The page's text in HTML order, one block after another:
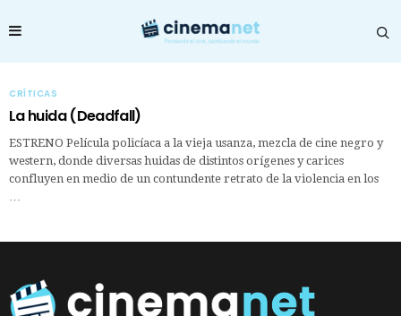
CRÍTICAS
La huida (Deadfall)
ESTRENO Película policíaca a la vieja usanza, mezcla de cine negro y
western, donde diversas huidas de distintos orígenes y carices
confluyen en medio de un contundente retrato de la violencia en los